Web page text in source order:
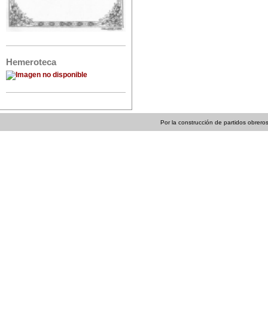
Hemeroteca
Por la construcción de partidos